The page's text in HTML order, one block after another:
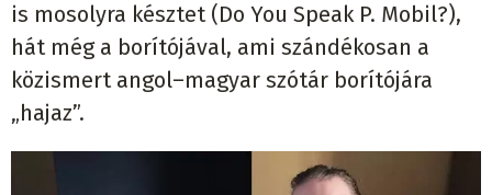
is mosolyra késztet (Do You Speak P. Mobil?),
hát még a borítójával, ami szándékosan a
közismert angol–magyar szótár borítójára
„hajaz”.